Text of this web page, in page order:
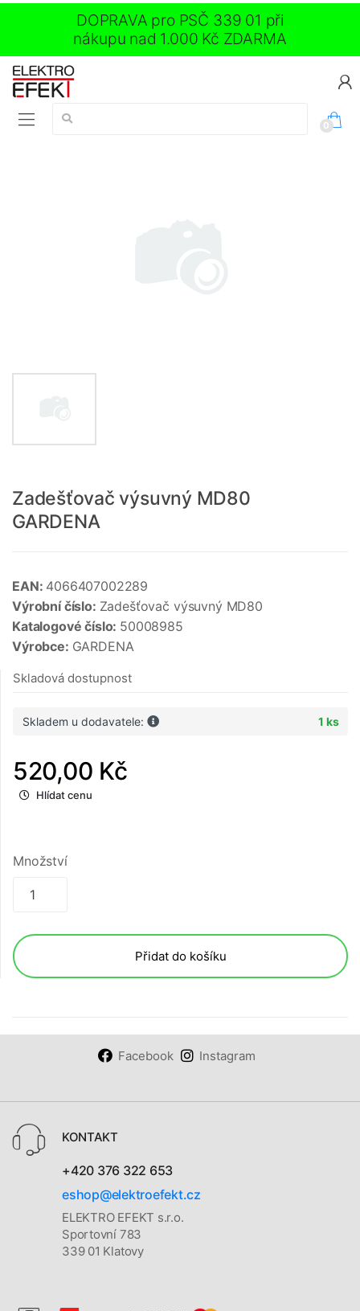
DOPRAVA pro PSČ 339 01 při
nákupu nad 1.000 Kč ZDARMA
Vyhledávání:
0
Zadešťovač výsuvný MD80
GARDENA
EAN: 4066407002289
Výrobní číslo: Zadešťovač výsuvný MD80
Katalogové číslo: 50008985
Výrobce: GARDENA
Skladová dostupnost
Skladem u dodavatele: 1 ks
520,00 Kč
Hlídat cenu
Množství
Přidat do košíku
Facebook Instagram
KONTAKT
+420 376 322 653
eshop@elektroefekt.cz
ELEKTRO EFEKT s.r.o.
Sportovní 783
339 01 Klatovy